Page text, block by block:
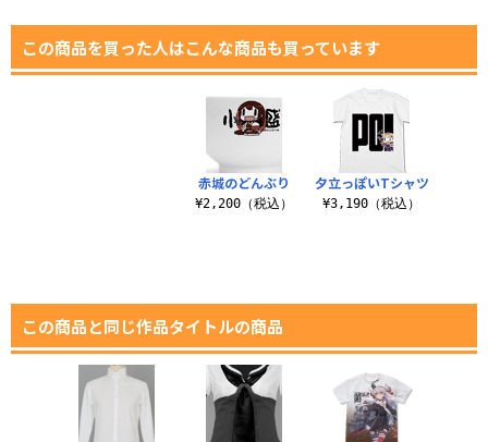
この商品を買った人はこんな商品も買っています
赤城のどんぶり
¥2,200（税込）
夕立っぽいTシャツ
¥3,190（税込）
この商品と同じ作品タイトルの商品